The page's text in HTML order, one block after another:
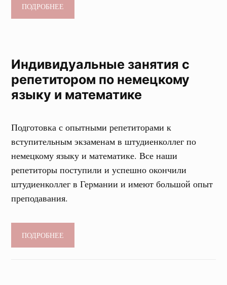
ПОДРОБНЕЕ
Индивидуальные занятия с
репетитором по немецкому
языку и математике
Подготовка с опытными репетиторами к
вступительным экзаменам в штудиенколлег по
немецкому языку и математике. Все наши
репетиторы поступили и успешно окончили
штудиенколлег в Германии и имеют большой опыт
преподавания.
ПОДРОБНЕЕ